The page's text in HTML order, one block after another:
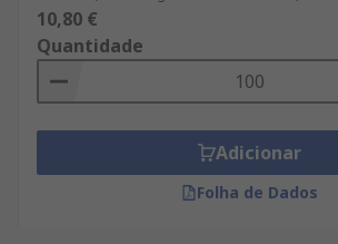
10,80 €
Quantidade
Adicionar
Folha de Dados